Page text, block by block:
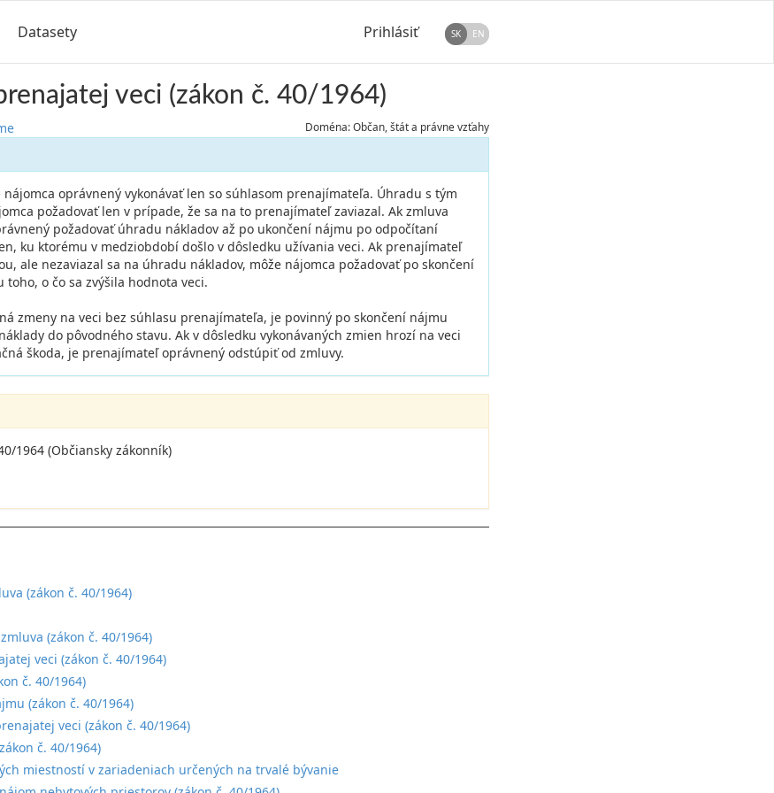
Datasety Prihlásiť SK EN
veci (zákon č. 40/1964)
Doména: Občan, štát a právne vzťahy
nájomca oprávnený vykonávať len so súhlasom prenajímateľa. Úhradu s tým
požadovať len v prípade, že sa na to prenajímateľ zaviazal. Ak zmluva
požadovať úhradu nákladov až po ukončení nájmu po odpočítaní
ku ktorému v medziobdobí došlo v dôsledku užívania veci. Ak prenajímateľ
ale nezaviazal sa na úhradu nákladov, môže nájomca požadovať po skončení
o čo sa zvýšila hodnota veci.
zmeny na veci bez súhlasu prenajímateľa, je povinný po skončení nájmu
do pôvodného stavu. Ak v dôsledku vykonávaných zmien hrozí na veci
škoda, je prenajímateľ oprávnený odstúpiť od zmluvy.
1964 (Občiansky zákonník)
(zákon č. 40/1964)
(zákon č. 40/1964)
veci (zákon č. 40/1964)
č. 40/1964)
(zákon č. 40/1964)
veci (zákon č. 40/1964)
č. 40/1964)
miestností v zariadeniach určených na trvalé bývanie